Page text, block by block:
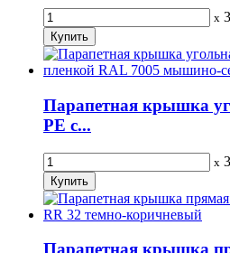
x
Парапетная крышка
PE с...
x
Парапетная крышка